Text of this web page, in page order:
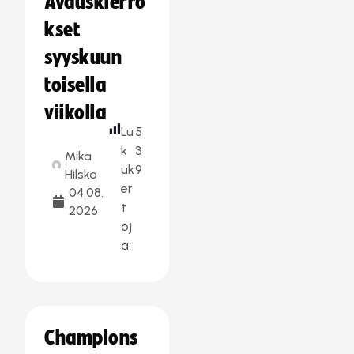
kset
syyskuun
toisella
viikolla
Mika
Hilska
04.08.
2026
Lu
k
uk
er
t
oj
a:
5
3
9
Champions